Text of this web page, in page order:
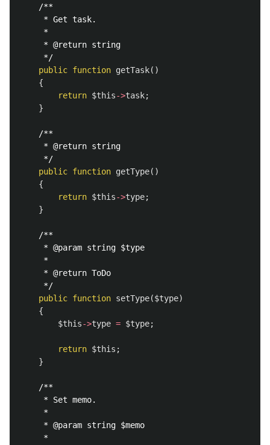
/**
     * Get task.
     *
     * @return string
     */
public function getTask()
{
return $this->task;
}
/**
     * @return string
     */
public function getType()
{
return $this->type;
}
/**
     * @param string $type
     *
     * @return ToDo
     */
public function setType($type)
{
$this->type = $type;
return $this ;
}
/**
     * Set memo.
     *
     * @param string $memo
     *